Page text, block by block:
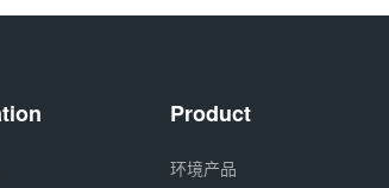
Product
环境产品